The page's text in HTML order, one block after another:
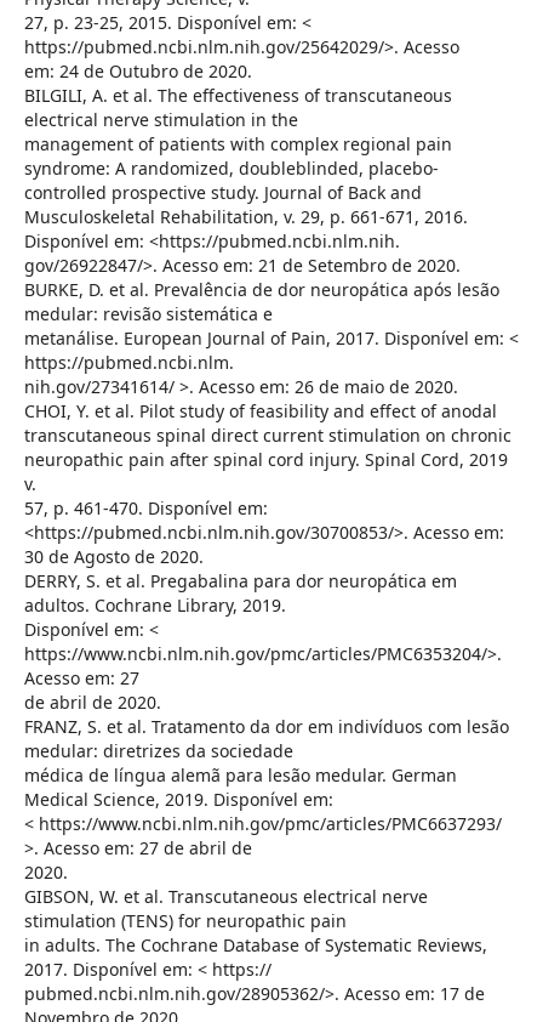
27, p. 23-25, 2015. Disponível em: <
https://pubmed.ncbi.nlm.nih.gov/25642029/>. Acesso
em: 24 de Outubro de 2020.
BILGILI, A. et al. The effectiveness of transcutaneous
electrical nerve stimulation in the
management of patients with complex regional pain
syndrome: A randomized, doubleblinded, placebo-
controlled prospective study. Journal of Back and
Musculoskeletal Rehabilitation, v. 29, p. 661-671, 2016.
Disponível em: <https://pubmed.ncbi.nlm.nih.
gov/26922847/>. Acesso em: 21 de Setembro de 2020.
BURKE, D. et al. Prevalência de dor neuropática após lesão
medular: revisão sistemática e
metanálise. European Journal of Pain, 2017. Disponível em: <
https://pubmed.ncbi.nlm.
nih.gov/27341614/ >. Acesso em: 26 de maio de 2020.
CHOI, Y. et al. Pilot study of feasibility and effect of anodal
transcutaneous spinal direct current stimulation on chronic
neuropathic pain after spinal cord injury. Spinal Cord, 2019
v.
57, p. 461-470. Disponível em:
<https://pubmed.ncbi.nlm.nih.gov/30700853/>. Acesso em:
30 de Agosto de 2020.
DERRY, S. et al. Pregabalina para dor neuropática em
adultos. Cochrane Library, 2019.
Disponível em: <
https://www.ncbi.nlm.nih.gov/pmc/articles/PMC6353204/>.
Acesso em: 27
de abril de 2020.
FRANZ, S. et al. Tratamento da dor em indivíduos com lesão
medular: diretrizes da sociedade
médica de língua alemã para lesão medular. German
Medical Science, 2019. Disponível em:
< https://www.ncbi.nlm.nih.gov/pmc/articles/PMC6637293/
>. Acesso em: 27 de abril de
2020.
GIBSON, W. et al. Transcutaneous electrical nerve
stimulation (TENS) for neuropathic pain
in adults. The Cochrane Database of Systematic Reviews,
2017. Disponível em: < https://
pubmed.ncbi.nlm.nih.gov/28905362/>. Acesso em: 17 de